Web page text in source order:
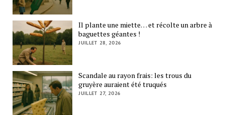
Il plante une miette… et récolte un arbre à
baguettes géantes !
JUILLET 28, 2026
Scandale au rayon frais: les trous du
gruyère auraient été truqués
JUILLET 27, 2026